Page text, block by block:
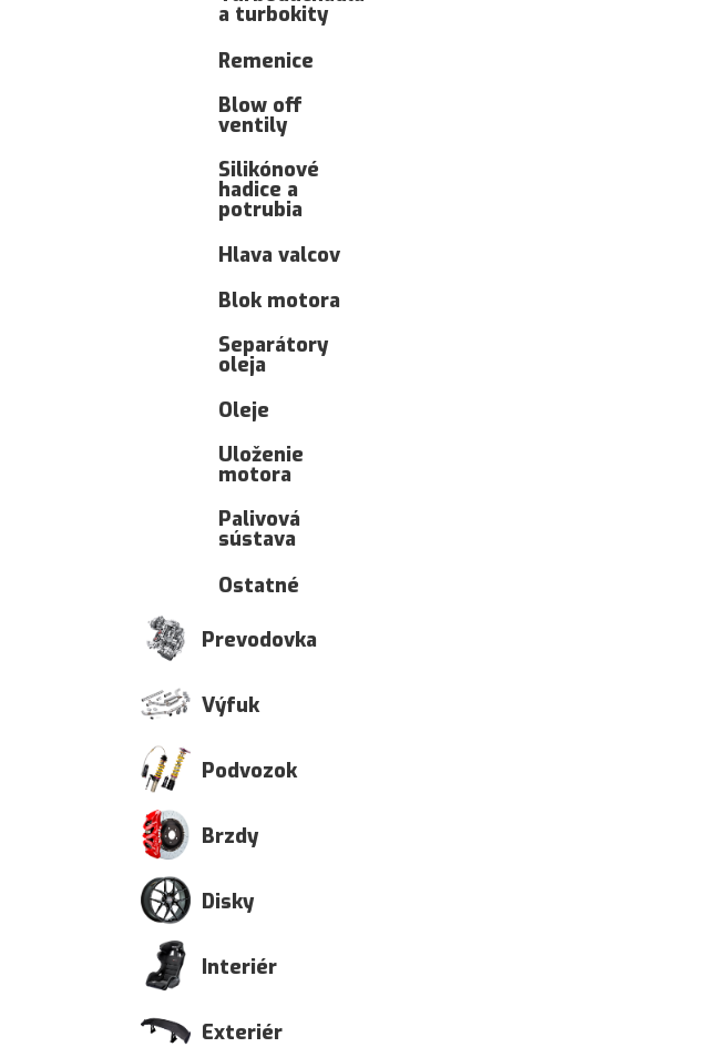
a turbokity
Remenice
Blow off
ventily
Silikónové
hadice a
potrubia
Hlava valcov
Blok motora
Separátory
oleja
Oleje
Uloženie
motora
Palivová
sústava
Ostatné
Prevodovka
Výfuk
Podvozok
Brzdy
Disky
Interiér
Exteriér